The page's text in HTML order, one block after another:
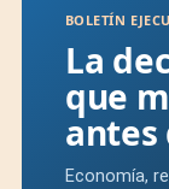
BOLETÍN
La
que
antes
Economía,